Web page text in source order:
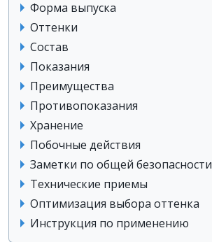
Форма выпуска
Оттенки
Состав
Показания
Преимущества
Противопоказания
Хранение
Побочные действия
Заметки по общей безопасности
Технические приемы
Оптимизация выбора оттенка
Инструкция по применению